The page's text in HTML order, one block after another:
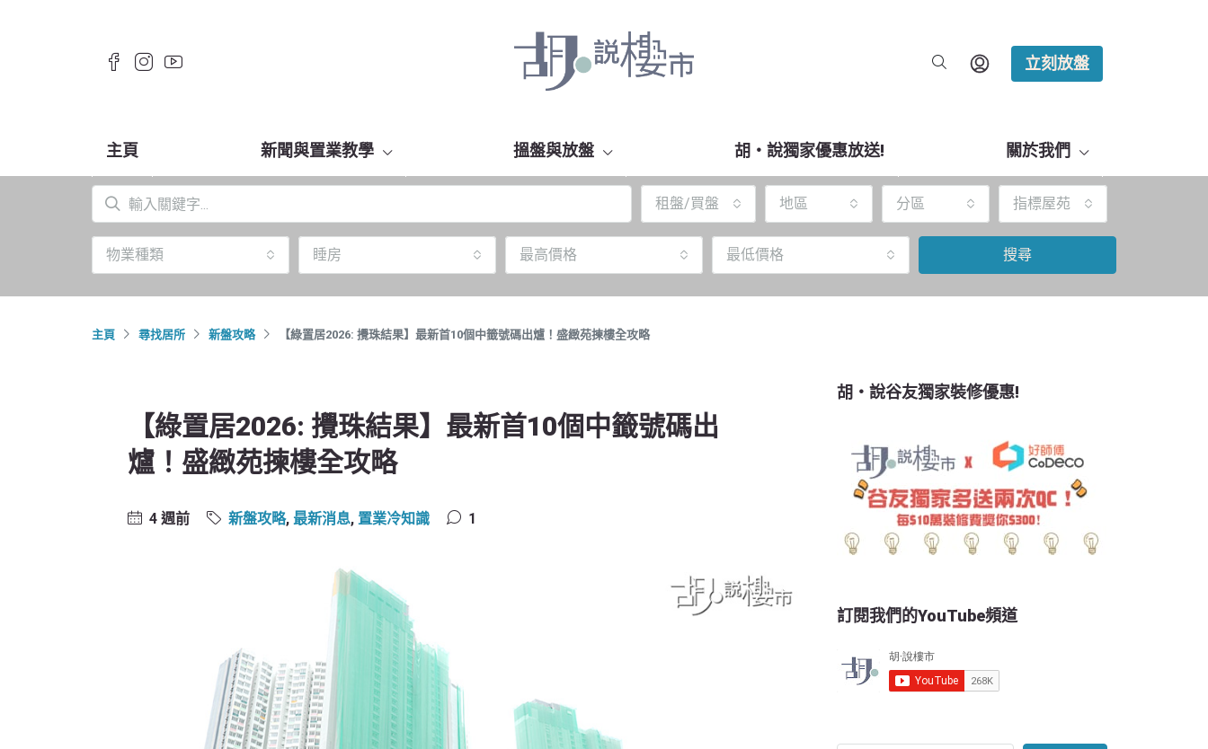
立刻放盤
主頁 新聞與置業教學 搵盤與放盤 胡‧說獨家優惠放送! 關於我們
租盤/買盤 地區 分區 指標屋苑
物業種類 睡房 最高價格 最低價格 搜尋
主頁 尋找居所 新盤攻略 【綠置居2026: 攪珠結果】最新首10個中籤號碼出爐！盛緻苑揀樓全攻略
【綠置居2026: 攪珠結果】最新首10個中籤號碼出
爐！盛緻苑揀樓全攻略
4 週前 新盤攻略, 最新消息, 置業冷知識 1
胡‧說谷友獨家裝修優惠!
訂閱我們的YouTube頻道